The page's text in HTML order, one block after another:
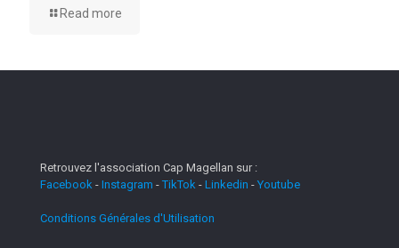
Read more
Retrouvez l'association Cap Magellan sur :
Facebook - Instagram -TikTok - Linkedin - Youtube
Conditions Générales d'Utilisation